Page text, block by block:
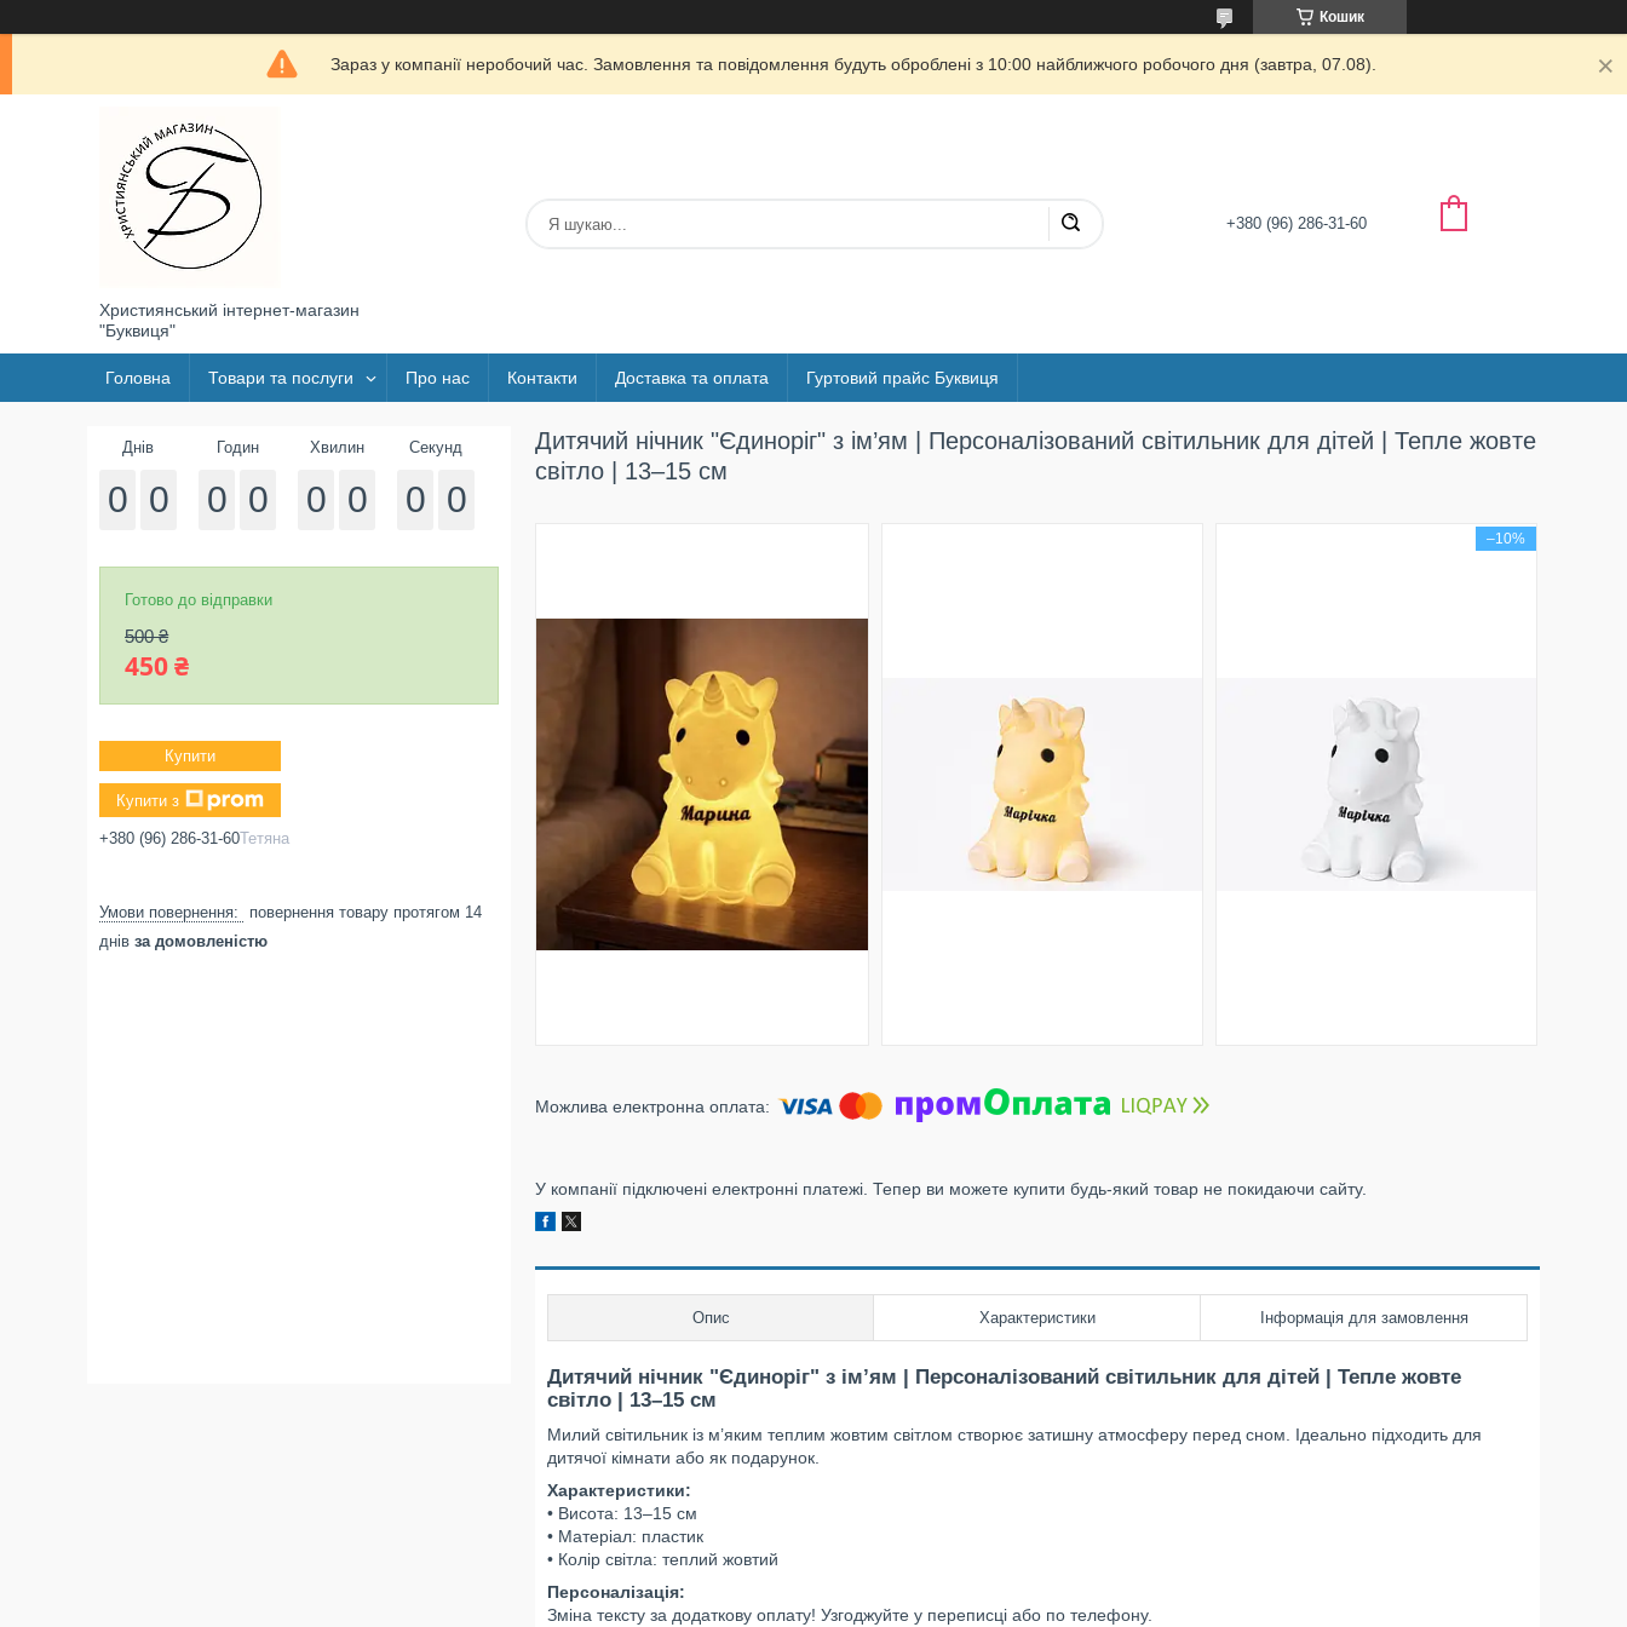
Кошик
Зараз у компанії неробочий час. Замовлення та повідомлення будуть оброблені з 10:00 найближчого робочого дня (завтра, 07.08).
Християнський інтернет-магазин
"Буквиця"
+380 (96) 286-31-60
Головна Товари та послуги Про нас Контакти Доставка та оплата Гуртовий прайс Буквиця
Дитячий нічник "Єдиноріг" з ім’ям | Персоналізований світильник для дітей | Тепле жовте
світло | 13–15 см
–10%
У компанії підключені електронні платежі. Тепер ви можете купити будь-який товар не покидаючи сайту.
Опис Характеристики Інформація для замовлення
Дитячий нічник "Єдиноріг" з ім’ям | Персоналізований світильник для дітей | Тепле жовте
світло | 13–15 см
Милий світильник із м’яким теплим жовтим світлом створює затишну атмосферу перед сном. Ідеально підходить для
дитячої кімнати або як подарунок.
Характеристики:
• Висота: 13–15 см
• Матеріал: пластик
• Колір світла: теплий жовтий
Персоналізація:
Зміна тексту за додаткову оплату! Узгоджуйте у переписці або по телефону.
Днів
0 0
Годин
0 0
Хвилин
0 0
Секунд
0 0
Готово до відправки
500 ₴
450 ₴
Купити
Купити з
+380 (96) 286-31-60Тетяна
повернення товару протягом 14
днів за домовленістю